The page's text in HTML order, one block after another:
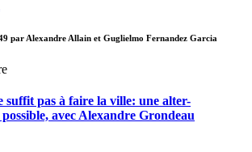
par Alexandre Allain et Guglielmo Fernandez Garcia
suffit pas à faire la ville: une alter-
avec Alexandre Grondeau